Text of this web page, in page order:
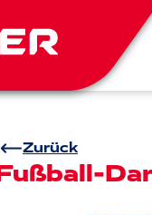
Zurück
Fußball-